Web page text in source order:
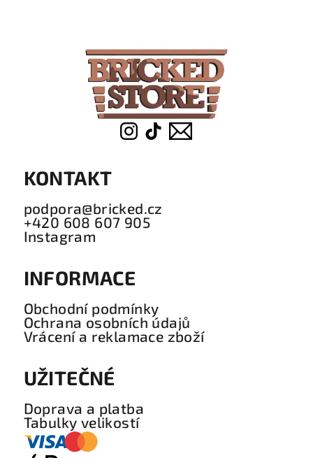
KONTAKT
podpora@bricked.cz
+420 608 607 905
Instagram
INFORMACE
Obchodní podmínky
Ochrana osobních údajů
Vrácení a reklamace zboží
UŽITEČNÉ
Doprava a platba
Tabulky velikostí